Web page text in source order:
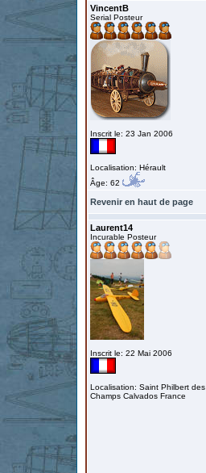
VincentB
Serial Posteur
Inscrit le: 23 Jan 2006
Localisation: Hérault
Âge: 62
Revenir en haut de page
Laurent14
Incurable Posteur
Inscrit le: 22 Mai 2006
Localisation: Saint Philbert des
Champs Calvados France